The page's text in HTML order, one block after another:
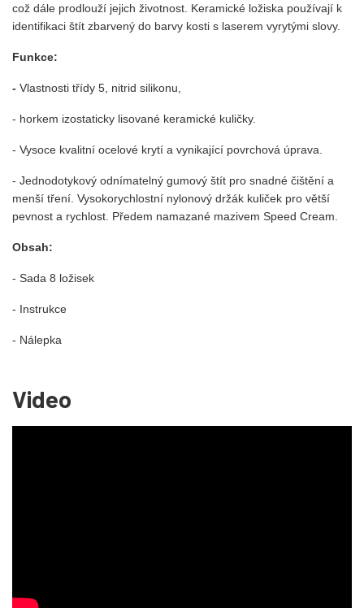
což dále prodlouží jejich životnost. Keramické ložiska používají k
identifikaci štít zbarvený do barvy kosti s laserem vyrytými slovy.
Funkce:
- Vlastnosti třídy 5, nitrid silikonu,
- horkem izostaticky lisované keramické kuličky.
- Vysoce kvalitní ocelové krytí a vynikající povrchová úprava.
- Jednodotykový odnímatelný gumový štít pro snadné čištění a
menší tření. Vysokorychlostní nylonový držák kuliček pro větší
pevnost a rychlost. Předem namazané mazivem Speed ​​Cream.
Obsah:
- Sada 8 ložisek
- Instrukce
- Nálepka
Video